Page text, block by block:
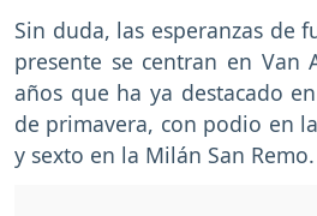
Sin duda, las esperanzas de
presente se centran en Van
años que ha ya destacado
de primavera, con podio en
y sexto en la Milán San Remo.